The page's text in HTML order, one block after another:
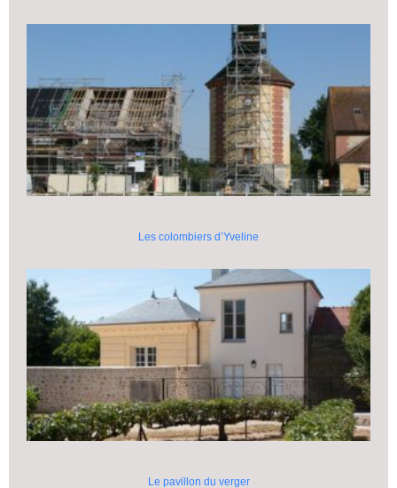
Les colombiers d’Yveline
Le pavillon du verger